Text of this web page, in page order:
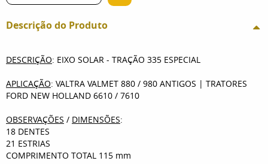
Descrição do Produto
DESCRIÇÃO: EIXO SOLAR - TRAÇÃO 335 ESPECIAL
APLICAÇÃO: VALTRA VALMET 880 / 980 ANTIGOS | TRATORES
FORD NEW HOLLAND 6610 / 7610
OBSERVAÇÕES / DIMENSÕES:
18 DENTES
21 ESTRIAS
COMPRIMENTO TOTAL 115 mm